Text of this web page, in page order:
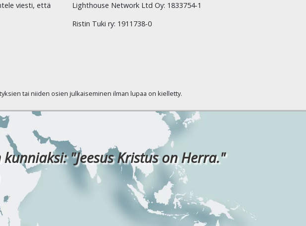
viesti, että
Lighthouse Network Ltd Oy: 1833754-1
Ristin Tuki ry: 1911738-0
tai niiden osien julkaiseminen ilman lupaa on kielletty.
"Jeesus Kristus on Herra."